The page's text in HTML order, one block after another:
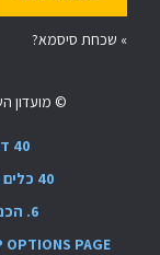
» שכחת סיסמא?
© מועדון
40 דרכים לבלוט באינסטגרם – וברשת
40 כלים וטיפים לשיווק בפייסבוק [ובאינטרנט]
6. הכנת תשתית שיווקית למכירת הקורס
OPTIONS PAGE